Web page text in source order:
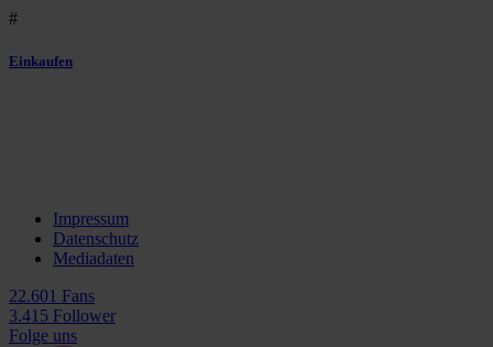
#
Einkaufen
Impressum
Datenschutz
Mediadaten
22.601 Fans
3.415 Follower
Folge uns